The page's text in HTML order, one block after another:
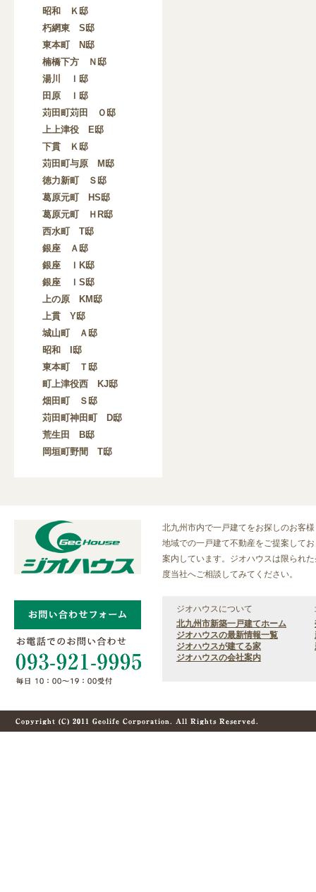
昭和 Ｋ邸
朽網東 S邸
東本町 N邸
楠橋下方 Ｎ邸
湯川 Ｉ邸
田原 Ｉ邸
苅田町苅田 Ｏ邸
上上津役 E邸
下貫 Ｋ邸
苅田町与原 M邸
徳力新町 Ｓ邸
葛原元町 HS邸
葛原元町 ＨR邸
西水町 T邸
銀座 Ａ邸
銀座 ＩK邸
銀座 ＩS邸
上の原 KM邸
上貫 Y邸
城山町 Ａ邸
昭和 I邸
東本町 Ｔ邸
町上津役西 KJ邸
畑田町 Ｓ邸
苅田町神田町 D邸
荒生田 B邸
岡垣町野間 T邸
北九州市内で一戸建てをお探しのお客
地域での一戸建て不動産をご提案して
案内しています。ジオハウスは限られ
度当社へご相談してみてください。
ジオハウスについて
北九州市新築一戸建てホーム
ジオハウスの最新情報一覧
ジオハウスが建てる家
ジオハウスの会社案内